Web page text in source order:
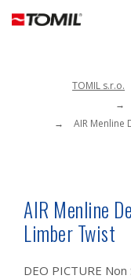
TOMIL s.r.o.
AIR Menline
AIR Menline
Limber Twist
DEO PICTURE